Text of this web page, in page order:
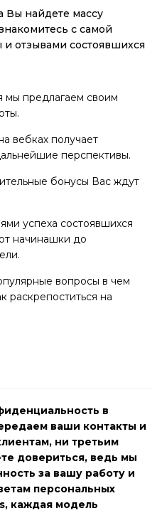
Вы найдете массу
с самой
и отзывами состоявшихся
мы предлагаем своим
вебках получает
перспективы.
бонусы Вас ждут
успеха состоявшихся
начинашки до
вопросы в чем
раскрепоститься на
в
ваши контакты и
ни третьим
довериться, ведь мы
за вашу работу и
персональных
каждая модель